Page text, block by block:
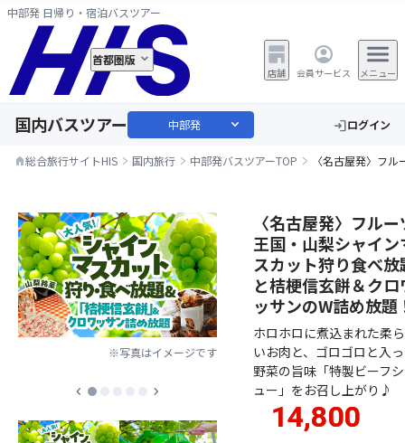
中部発 日帰り・宿泊バスツアー
首都圏版
店舗 会員サービス メニュー
国内バスツアー 中部発 expand_more loginログイン
home総合旅行サイトHIS 国内旅行 中部発バスツアーTOP 〈名古屋発〉フ
※写真はイメージです
chevron_left chevron_right
〈名古屋発〉フルー
王国・山梨シャイン
スカット狩り食べ放
と桔梗信玄餅＆クロ
ッサンのW詰め放題
ホロホロに煮込まれた柔
いお肉と、ゴロゴロと入
野菜の旨味「特製ビーフ
ュー」をお召し上がり♪
14,800